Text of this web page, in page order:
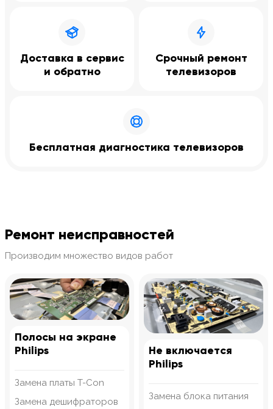
Доставка в сервис
и обратно
Срочный ремонт
телевизоров
Бесплатная диагностика телевизоров
Ремонт неисправностей
Производим множество видов работ
Полосы на экране
Philips
Замена платы T-Con
Замена дешифраторов
Не включается
Philips
Замена блока питания